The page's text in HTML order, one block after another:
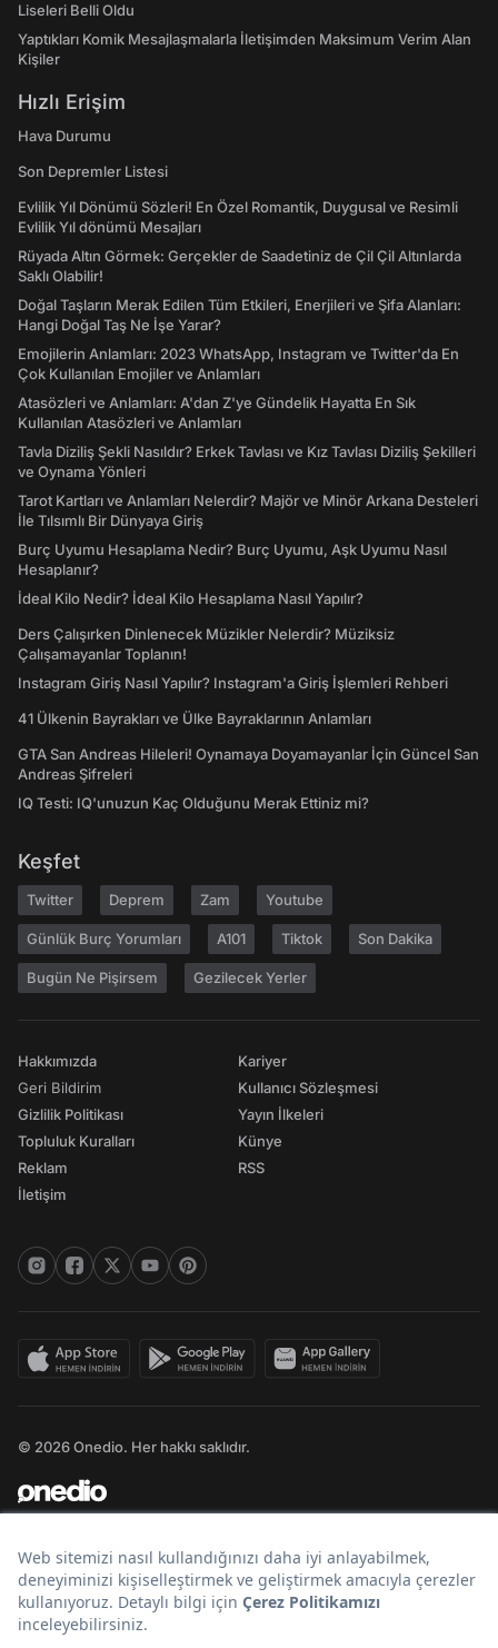
Liseleri Belli Oldu
Yaptıkları Komik Mesajlaşmalarla İletişimden Maksimum Verim Alan
Kişiler
Hızlı Erişim
Hava Durumu
Son Depremler Listesi
Evlilik Yıl Dönümü Sözleri! En Özel Romantik, Duygusal ve Resimli
Evlilik Yıl dönümü Mesajları
Rüyada Altın Görmek: Gerçekler de Saadetiniz de Çil Çil Altınlarda
Saklı Olabilir!
Doğal Taşların Merak Edilen Tüm Etkileri, Enerjileri ve Şifa Alanları:
Hangi Doğal Taş Ne İşe Yarar?
Emojilerin Anlamları: 2023 WhatsApp, Instagram ve Twitter'da En
Çok Kullanılan Emojiler ve Anlamları
Atasözleri ve Anlamları: A'dan Z'ye Gündelik Hayatta En Sık
Kullanılan Atasözleri ve Anlamları
Tavla Diziliş Şekli Nasıldır? Erkek Tavlası ve Kız Tavlası Diziliş Şekilleri
ve Oynama Yönleri
Tarot Kartları ve Anlamları Nelerdir? Majör ve Minör Arkana Desteleri
İle Tılsımlı Bir Dünyaya Giriş
Burç Uyumu Hesaplama Nedir? Burç Uyumu, Aşk Uyumu Nasıl
Hesaplanır?
İdeal Kilo Nedir? İdeal Kilo Hesaplama Nasıl Yapılır?
Ders Çalışırken Dinlenecek Müzikler Nelerdir? Müziksiz
Çalışamayanlar Toplanın!
Instagram Giriş Nasıl Yapılır? Instagram'a Giriş İşlemleri Rehberi
41 Ülkenin Bayrakları ve Ülke Bayraklarının Anlamları
GTA San Andreas Hileleri! Oynamaya Doyamayanlar İçin Güncel San
Andreas Şifreleri
IQ Testi: IQ'unuzun Kaç Olduğunu Merak Ettiniz mi?
Keşfet
Twitter Deprem Zam Youtube
Günlük Burç Yorumları A101 Tiktok Son Dakika
Bugün Ne Pişirsem Gezilecek Yerler
Hakkımızda
Geri Bildirim
Gizlilik Politikası
Topluluk Kuralları
Reklam
İletişim
Kariyer
Kullanıcı Sözleşmesi
Yayın İlkeleri
Künye
RSS
© 2026 Onedio. Her hakkı saklıdır.
Bir markasıdır.